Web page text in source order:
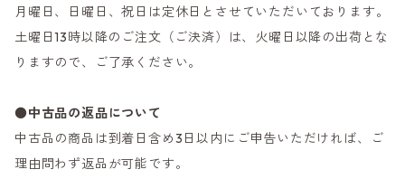
月曜日、日曜日、祝日は定休日とさせていただいております。
土曜日13時以降のご注文（ご決済）は、火曜日以降の出荷とな
りますので、ご了承ください。
●中古品の返品について
中古品の商品は到着日含め3日以内にご申告いただければ、ご
理由問わず返品が可能です。